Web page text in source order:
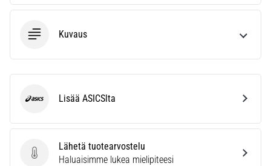
Kuvaus
Lähetä tuotearvostelu
Lähetä tuotearvostelu
Haluaisimme lukea mielipiteesi
ASICS Lisää ASICSlta